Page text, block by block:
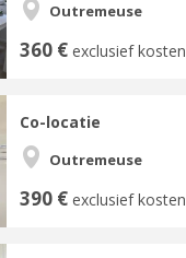
Outremeuse
360 € exclusief kosten
Co-locatie
Outremeuse
390 € exclusief kosten